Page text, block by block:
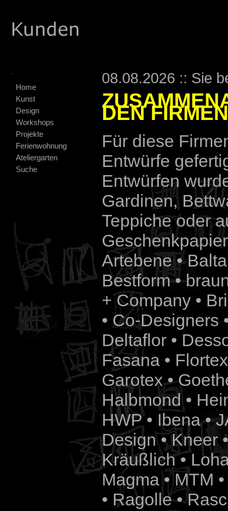
Home
Kunst
Design
Workshops
Projekte
Ferienwohnung
Ateliergarten
Suche
08.08.2026 :: Sie
DEN FIRMEN
Für diese
Entwürfe
Entwürfen
Gardinen,
Teppiche oder
Artebene •
Bestform •
+ Company •
• Co-Designers
Deltaflor •
Fasana •
Garotex •
Halbmond •
HWP • Ibena •
Design • Kneer
Kräußlich •
Magma • MTM
• Ragolle •